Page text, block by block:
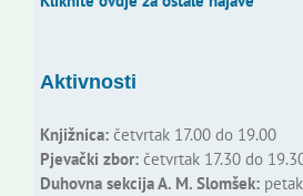
Aktivnosti
Knjižnica:četvrtak 17.00 do 19.00
Pjevački zbor:četvrtak 17.30 do
Duhovna sekcija A. M. Slomšek:petak